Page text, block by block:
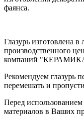
фаянса.
Глазурь изготовлена
производственного
компаний
Рекомендуем глазурь
перемешать и
Перед
материалов в Ваших